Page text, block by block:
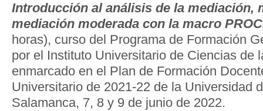
Introducción al análisis de la mediación,
mediación moderada con la macro
horas), curso del Programa de Formación
por el Instituto Universitario de Ciencias de
enmarcado en el Plan de Formación
Universitario de 2021-22 de la Universidad
Salamanca, 7, 8 y 9 de junio de 2022.